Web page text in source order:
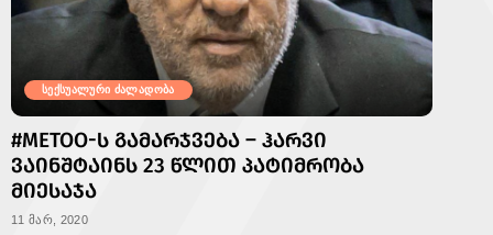
სექსუალური ძალადობა
#METOO-Ს ᲒᲐᲛᲐᲠᲯᲕᲔᲑᲐ – ᲰᲐᲠᲕᲘ
ᲕᲐᲘᲜᲨᲢᲐᲘᲜᲡ 23 ᲬᲚᲘᲗ ᲞᲐᲢᲘᲛᲠᲝᲑᲐ
ᲛᲘᲔᲡᲐᲯᲐ
11 მარ, 2020